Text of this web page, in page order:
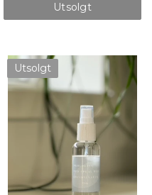
Utsolgt
Utsolgt